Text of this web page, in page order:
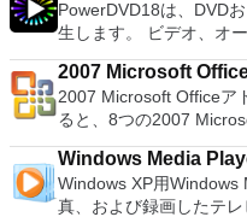
以降）、Windows
Windows 7、Windows 8。 *このリストは完全ではあ
ア語、マレーシア語、セ
語、スペイン語、フラ
トヴィエシュ、リエト
ク、ポルスキ、ポルト
スロベンツキー、スロヴ
Svenska、Türkçe。
押すだけで、ゲームの
限のメモリーカード：
8MBから64MBまでの単
した。 高解像度グラフ
1080pまたは4K HDで
ゲームを高い精度でエミ
ーターを切り替えること
労し、時々フリーズま
with many innovative
adjustment tool and
converter, spell check
2016 Personal Edition
Roaming and Docer online
Writer Efficient word
presentations creator.
processing and
document file types
ンピューターの前に直
ードを制御したりできます。 VNC Viewerは、イン
使用が簡単です。制御
し、指示に従ってくだ
モート展開に使用可能な
トフォームにVNC
は、スタンドアロンオ
主な機能は次のとおりで
Connectを実行しているコ
PowerDVD18は、DVD
生します。 ビデオ、オ
ツ、さらにはYouTube
要なエンターテイメントの仲間です。
ラウンドサウンドシス
の増え続けるコレクシ
か、PCまたはラップト
自の強化により、どこ
新機能は次のとおりです。 4K DHR向けに最適化
2007 Microsoft
PDF or XPS
2007 Microsoft Officeア
ると、8つの2007
XPS形式にエクスポー
すると、これらのプロ
XPS形式の電子メール
ます（特定の機能はプ
Windows Media
Windows XP用Windows
真、および録画したテレ